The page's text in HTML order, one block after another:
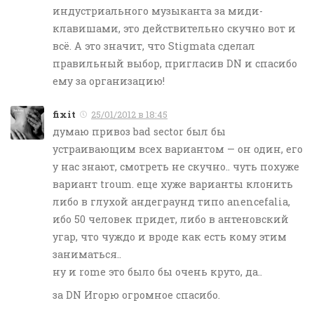
индустриального музыканта за миди-
клавишами, это действительно скучно вот и
всё. А это значит, что Stigmata сделал
правильный выбор, пригласив DN и спасибо
ему за организацию!
fixit 25/01/2012 в 18:45
думаю привоз bad sector был бы
устраивающим всех вариантом — он один, его
у нас знают, смотреть не скучно.. чуть похуже
вариант troum. еще хуже варианты клонить
либо в глухой андеграунд типо anencefalia,
ибо 50 человек придет, либо в антеновский
угар, что чуждо и вроде как есть кому этим
заниматься..
ну и rome это было бы очень круто, да..
за DN Игорю огромное спасибо.